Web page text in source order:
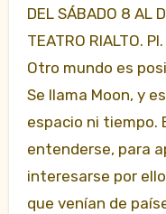
DEL SÁBADO 8 AL
TEATRO RIALTO.
Otro mundo es
Se llama Moon, y
espacio ni tiempo.
entenderse, para
interesarse por
que venían de